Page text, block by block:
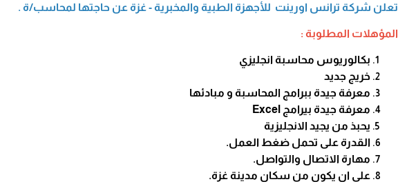
تعلن شركة ترانس اورينت للأجهزة الطبية والمخبرية - غزة عن حاجتها لمحاسب/ة .
المؤهلات المطلوبة :
بكالوريوس محاسبة انجليزي
خريج جديد
يحبذ من يجيد الانجليزية
القدرة على تحمل ضغط العمل.
مهارة الاتصال والتواصل.
على ان يكون من سكان مدينة غزة.